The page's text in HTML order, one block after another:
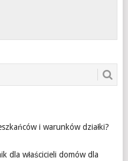
i warunków działki?
dla właścicieli domów dla